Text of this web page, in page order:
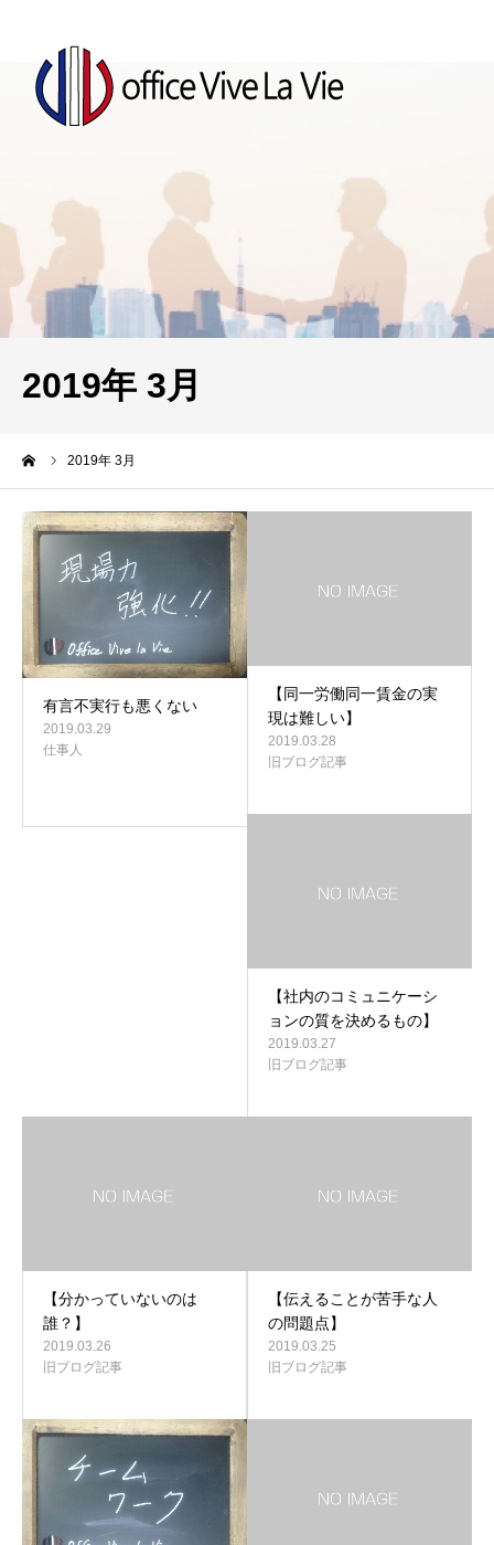
2019年 3月
2019年 3月
有言不実行も悪くない
2019.03.29
仕事人
【同一労働同一賃金の実
現は難しい】
2019.03.28
旧ブログ記事
【社内のコミュニケーシ
ョンの質を決めるもの】
2019.03.27
旧ブログ記事
【分かっていないのは
誰？】
2019.03.26
旧ブログ記事
【伝えることが苦手な人
の問題点】
2019.03.25
旧ブログ記事